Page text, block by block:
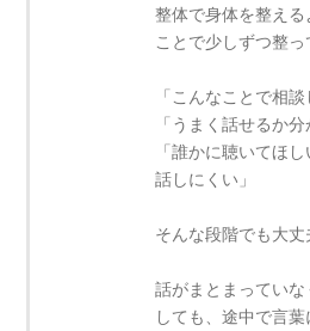
整体で身体を整え
ことで少しずつ整っ
「こんなことで相
「うまく話せるか分
「誰かに聴いてほ
話しにくい」
そんな段階でも大丈
話がまとまってい
しても、途中で言